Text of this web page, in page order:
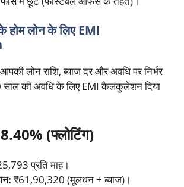
होम लोन के लिए EMI
लोन राशि, ब्याज दर और अवधि पर निर्भर
साल की अवधि के लिए EMI कैलकुलेशन दिया
(फ्लोटिंग)
प्रति माह।
₹61,90,320 (मूलधन + ब्याज)।